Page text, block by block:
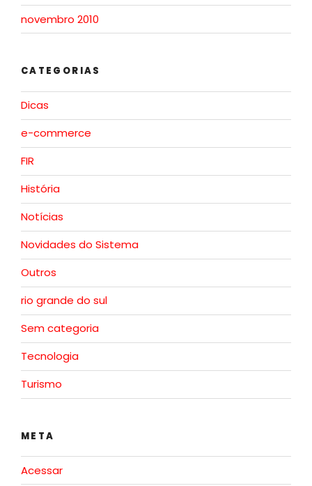
novembro 2010
CATEGORIAS
Dicas
e-commerce
FIR
História
Notícias
Novidades do Sistema
Outros
rio grande do sul
Sem categoria
Tecnologia
Turismo
META
Acessar